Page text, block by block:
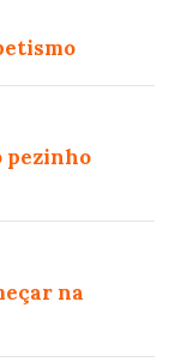
pezinho
na